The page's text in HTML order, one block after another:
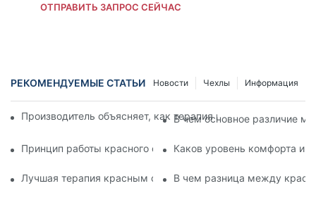
ОТПРАВИТЬ ЗАПРОС СЕЙЧАС
РЕКОМЕНДУЕМЫЕ СТАТЬИ Информация
Чехлы
Новости
Производитель объясняет, как терапия красным светом
В чем основное различие
Принцип работы красного светодиодного светильника для
Каков уровень комфорта
Лучшая терапия красным светом для лица против
В чем разница между